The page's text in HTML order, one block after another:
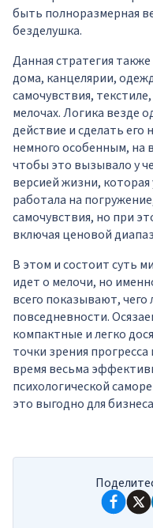
быть полноразмерная
безделушка.
Данная стратегия
дома, канцелярии,
самочувствия,
мелочах. Логика везде
действие и сделать
немного особенным, на
чтобы это вызывало у
версией жизни, которая
работала на
самочувствия, но при
включая ценовой
В этом и состоит суть
идет о мелочи, но
всего показывают, чего
повседневности.
компактные и легко
точки зрения
время весьма
психологической
это выгодно для